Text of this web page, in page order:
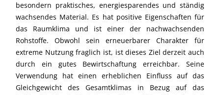
besondern praktisches, energiesparendes und ständig
wachsendes Material. Es hat positive Eigenschaften für
das Raumklima und ist einer der nachwachsenden
Rohstoffe. Obwohl sein erneuerbarer Charakter für
extreme Nutzung fraglich ist, ist dieses Ziel derzeit auch
durch ein gutes Bewirtschaftung erreichbar. Seine
Verwendung hat einen erheblichen Einfluss auf das
Gleichgewicht des Gesamtklimas in Bezug auf das